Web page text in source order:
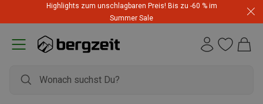
Highlights zum unschlagbaren Preis! Bis zu -60 % im
Summer Sale